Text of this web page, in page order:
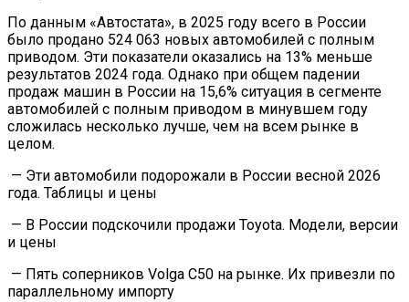
По данным «Автостата», в 2025 году всего в России
было продано 524 063 новых автомобилей с полным
приводом. Эти показатели оказались на 13% меньше
результатов 2024 года. Однако при общем падении
продаж машин в России на 15,6% ситуация в сегменте
автомобилей с полным приводом в минувшем году
сложилась несколько лучше, чем на всем рынке в
целом.
— Эти автомобили подорожали в России весной 2026
года. Таблицы и цены
— В России подскочили продажи Toyota. Модели, версии
и цены
— Пять соперников Volga С50 на рынке. Их привезли по
параллельному импорту